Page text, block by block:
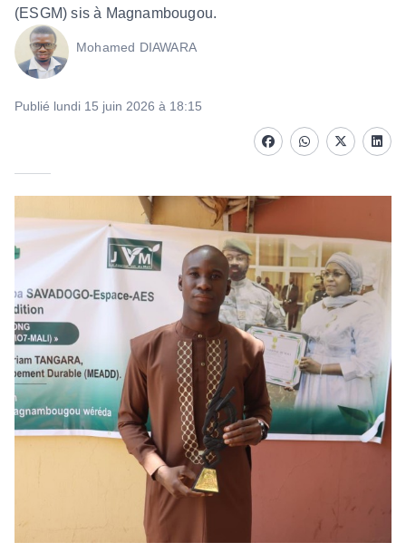
(ESGM) sis à Magnambougou.
Mohamed DIAWARA
Publié lundi 15 juin 2026 à 18:15
FacebookwhatsappTwitter